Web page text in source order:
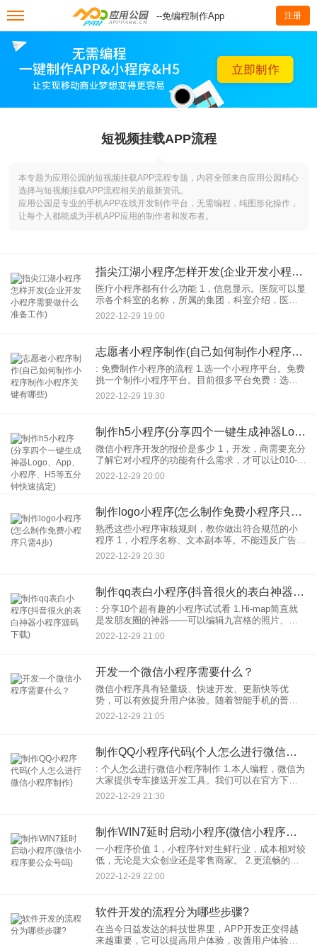
--免编程制作App 注册
短视频挂载APP流程
本专题为应用公园的短视频挂载APP流程专题，内容全部来自应用公园精心
选择与短视频挂载APP流程相关的最新资讯。
应用公园是专业的手机APP在线开发制作平台，无需编程，纯图形化操作，
让每个人都能成为手机APP应用的制作者和发布者。
指尖江湖小程序怎样开发(企业开发小程序需要做什么准备工作)
医疗小程序都有什么功能 1，信息显示。医院可以显
示各个科室的名称，所属的集团，科室介绍，医疗
卫生知识等。信息，让用户比江湖骗子更信任医
院。虽然现在这样的江湖骗子很少了，但也不能说
2022-12-29 19:00
志愿者小程序制作(自己如何制作小程序制作小程序关键有哪些)
: 免费制作小程序的流程 1.选一个小程序平台。免费
挑一个制作小程序平台。目前很多平台免费：选择
时小程序平台，可以参考小程序功能，更新内容，
小程序模板等。 2.选择小程序模板。选择模板时，
2022-12-29 19:30
制作h5小程序(分享四个一键生成神器Logo、App、小程序、H5等五分钟快速搞定)
微信小程序开发的报价是多少 1，开发，商需要充分
了解它对小程序的功能有什么需求，才可以让010-
3104进行制作； 2.当小程序完成后，需要从功能进
行评估。举个例子，如果开发者想实现功能，需
2022-12-29 20:00
制作logo小程序(怎么制作免费小程序只需4步)
熟悉这些小程序审核规则，教你做出符合规范的小
程序 1，小程序名称、文本副本等。不能违反广告
法。 2.小程序的介绍需要明确介绍小程序的功能
2022-12-29 20:30
制作qq表白小程序(抖音很火的表白神器小程序源码下载)
: 分享10个超有趣的小程序试试看 1.Hi-map简直就
是发朋友圈的神器——可以编辑九宫格的照片、文
字和各种形状，生成弹幕等。很实用。 2，微信辟谣
助手，辟谣助手小程序-会在第一时间告诉你
2022-12-29 21:00
开发一个微信小程序需要什么？
微信小程序具有轻量级、快速开发、更新快等优
势，可以有效提升用户体验。随着智能手机的普
及，微信小程序的用户群体也在不断增长，提供了
良好的商机。因此，微信小程序赚钱项目是一个可
2022-12-29 21:05
制作QQ小程序代码(个人怎么进行微信小程序制作)
: 个人怎么进行微信小程序制作 1.本人编程，微信为
大家提供专车接送开发工具。我们可以在官方下载
安装平台。然后，自己写相关的小程序代码，完成
的微信小程序制作。会涉及到小程序账号和域名的
2022-12-29 21:30
制作WIN7延时启动小程序(微信小程序要公众号吗)
一小程序价值 1，小程序针对生鲜行业，成本相对较
低，无论是大众创业还是零售商家。 2.更流畅的体
验；小程序不用说，APP、H5、SAAS经常会出现
时间延迟、视觉失真等问题，这些问题在原生AP
2022-12-29 22:00
软件开发的流程分为哪些步骤?
在当今日益发达的科技世界里，APP开发正变得越
来越重要，它可以提高用户体验，改善用户体验，